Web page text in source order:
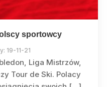
sportowcy
19-11-21
Liga Mistrzów,
Tour de Ski. Polacy